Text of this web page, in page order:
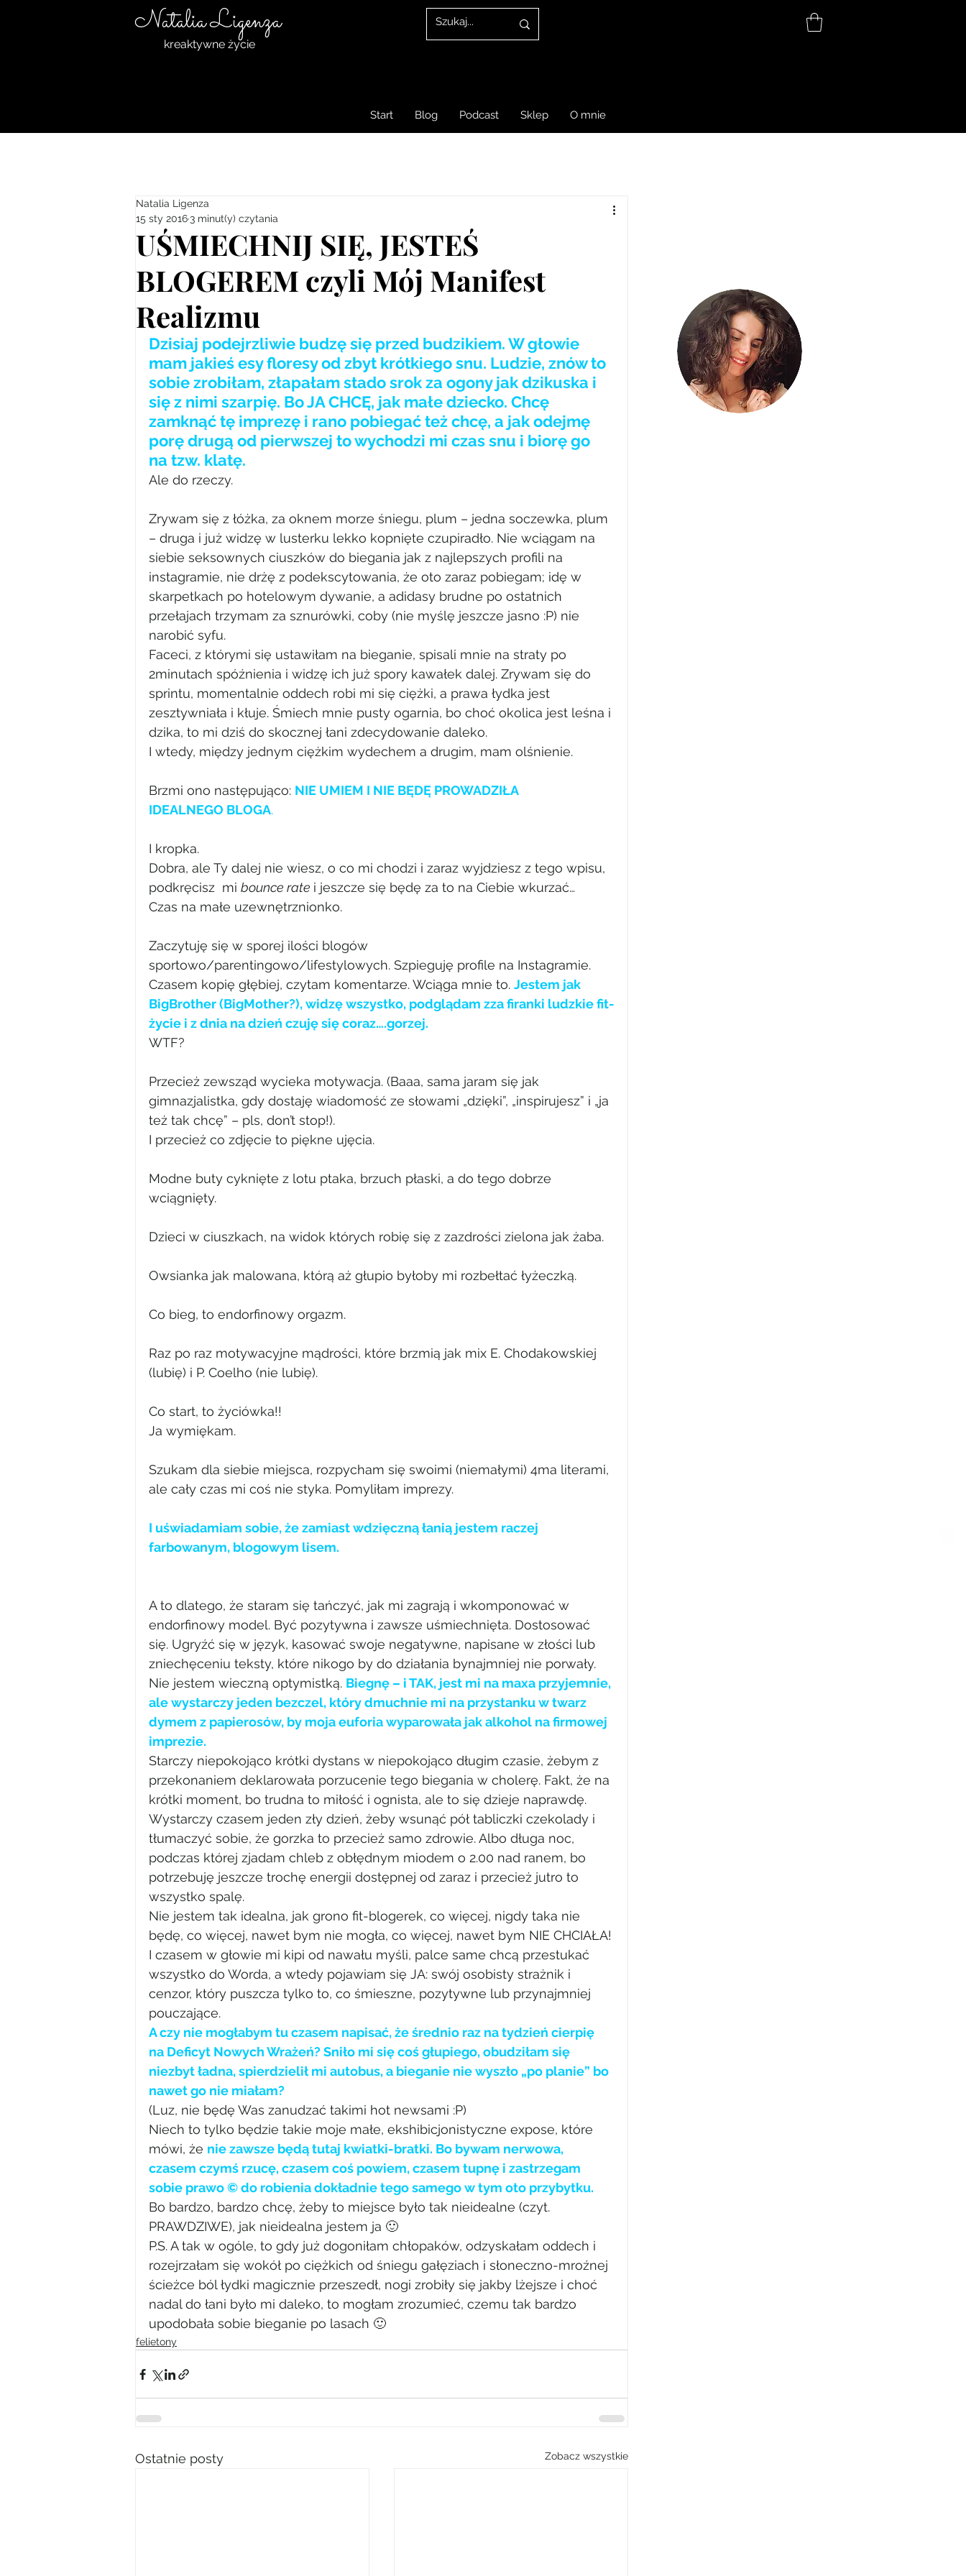
Natalia Ligenza
kreaktywne życie
Start Blog Podcast Sklep O mnie
UŚMIECHNIJ SIĘ, JESTEŚ
BLOGEREM czyli Mój Manifest
Realizmu
Natalia Ligenza
15 sty 20163 minut(y) czytania
Dzisiaj podejrzliwie budzę się przed budzikiem. W głowie
mam jakieś esy floresy od zbyt krótkiego snu. Ludzie, znów to
sobie zrobiłam, złapałam stado srok za ogony jak dzikuska i
się z nimi szarpię. Bo JA CHCĘ, jak małe dziecko. Chcę
zamknąć tę imprezę i rano pobiegać też chcę, a jak odejmę
porę drugą od pierwszej to wychodzi mi czas snu i biorę go
na tzw. klatę.
Ale do rzeczy.
Zrywam się z łóżka, za oknem morze śniegu, plum – jedna soczewka, plum
– druga i już widzę w lusterku lekko kopnięte czupiradło. Nie wciągam na
siebie seksownych ciuszków do biegania jak z najlepszych profili na
instagramie, nie drżę z podekscytowania, że oto zaraz pobiegam; idę w
skarpetkach po hotelowym dywanie, a adidasy brudne po ostatnich
przełajach trzymam za sznurówki, coby (nie myślę jeszcze jasno :P) nie
narobić syfu.
Faceci, z którymi się ustawiłam na bieganie, spisali mnie na straty po
2minutach spóźnienia i widzę ich już spory kawałek dalej. Zrywam się do
sprintu, momentalnie oddech robi mi się ciężki, a prawa łydka jest
zesztywniała i kłuje. Śmiech mnie pusty ogarnia, bo choć okolica jest leśna i
dzika, to mi dziś do skocznej łani zdecydowanie daleko.
I wtedy, między jednym ciężkim wydechem a drugim, mam olśnienie.
Brzmi ono następująco: NIE UMIEM I NIE BĘDĘ PROWADZIŁA
IDEALNEGO BLOGA.
I kropka.
Dobra, ale Ty dalej nie wiesz, o co mi chodzi i zaraz wyjdziesz z tego wpisu,
podkręcisz  mi bounce rate i jeszcze się będę za to na Ciebie wkurzać…
Czas na małe uzewnętrznionko.
Zaczytuję się w sporej ilości blogów
sportowo/parentingowo/lifestylowych. Szpieguję profile na Instagramie.
Czasem kopię głębiej, czytam komentarze. Wciąga mnie to. Jestem jak
BigBrother (BigMother?), widzę wszystko, podglądam zza firanki ludzkie fit-
życie i z dnia na dzień czuję się coraz….gorzej.
WTF?
Przecież zewsząd wycieka motywacja. (Baaa, sama jaram się jak
gimnazjalistka, gdy dostaję wiadomość ze słowami „dzięki”, „inspirujesz” i „ja
też tak chcę” – pls, don’t stop!).
I przecież co zdjęcie to piękne ujęcia.
Modne buty cyknięte z lotu ptaka, brzuch płaski, a do tego dobrze
wciągnięty.
Dzieci w ciuszkach, na widok których robię się z zazdrości zielona jak żaba.
Owsianka jak malowana, którą aż głupio byłoby mi rozbełtać łyżeczką.
Co bieg, to endorfinowy orgazm.
Raz po raz motywacyjne mądrości, które brzmią jak mix E. Chodakowskiej
(lubię) i P. Coelho (nie lubię).
Co start, to życiówka!!
Ja wymiękam.
Szukam dla siebie miejsca, rozpycham się swoimi (niemałymi) 4ma literami,
ale cały czas mi coś nie styka. Pomyliłam imprezy.
I uświadamiam sobie, że zamiast wdzięczną łanią jestem raczej
farbowanym, blogowym lisem.
A to dlatego, że staram się tańczyć, jak mi zagrają i wkomponować w
endorfinowy model. Być pozytywna i zawsze uśmiechnięta. Dostosować
się. Ugryźć się w język, kasować swoje negatywne, napisane w złości lub
zniechęceniu teksty, które nikogo by do działania bynajmniej nie porwały.
Nie jestem wieczną optymistką. Biegnę – i TAK, jest mi na maxa przyjemnie,
ale wystarczy jeden bezczel, który dmuchnie mi na przystanku w twarz
dymem z papierosów, by moja euforia wyparowała jak alkohol na firmowej
imprezie.
Starczy niepokojąco krótki dystans w niepokojąco długim czasie, żebym z
przekonaniem deklarowała porzucenie tego biegania w cholerę. Fakt, że na
krótki moment, bo trudna to miłość i ognista, ale to się dzieje naprawdę.
Wystarczy czasem jeden zły dzień, żeby wsunąć pół tabliczki czekolady i
tłumaczyć sobie, że gorzka to przecież samo zdrowie. Albo długa noc,
podczas której zjadam chleb z obłędnym miodem o 2.00 nad ranem, bo
potrzebuję jeszcze trochę energii dostępnej od zaraz i przecież jutro to
wszystko spalę.
Nie jestem tak idealna, jak grono fit-blogerek, co więcej, nigdy taka nie
będę, co więcej, nawet bym nie mogła, co więcej, nawet bym NIE CHCIAŁA!
I czasem w głowie mi kipi od nawału myśli, palce same chcą przestukać
wszystko do Worda, a wtedy pojawiam się JA: swój osobisty strażnik i
cenzor, który puszcza tylko to, co śmieszne, pozytywne lub przynajmniej
pouczające.
A czy nie mogłabym tu czasem napisać, że średnio raz na tydzień cierpię
na Deficyt Nowych Wrażeń? Sniło mi się coś głupiego, obudziłam się
niezbyt ładna, spierdzielił mi autobus, a bieganie nie wyszło „po planie” bo
nawet go nie miałam?
(Luz, nie będę Was zanudzać takimi hot newsami :P)
Niech to tylko będzie takie moje małe, ekshibicjonistyczne expose, które
mówi, że nie zawsze będą tutaj kwiatki-bratki. Bo bywam nerwowa,
czasem czymś rzucę, czasem coś powiem, czasem tupnę i zastrzegam
sobie prawo © do robienia dokładnie tego samego w tym oto przybytku.
Bo bardzo, bardzo chcę, żeby to miejsce było tak nieidealne (czyt.
PRAWDZIWE), jak nieidealna jestem ja 🙂
P.S. A tak w ogóle, to gdy już dogoniłam chłopaków, odzyskałam oddech i
rozejrzałam się wokół po ciężkich od śniegu gałęziach i słoneczno-mroźnej
ścieżce ból łydki magicznie przeszedł, nogi zrobiły się jakby lżejsze i choć
nadal do łani było mi daleko, to mogłam zrozumieć, czemu tak bardzo
upodobała sobie bieganie po lasach 🙂
felietony
Ostatnie posty Zobacz wszystkie